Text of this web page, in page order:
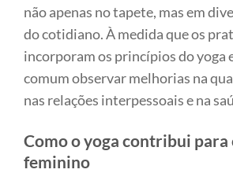
não apenas no tapete, mas em
do cotidiano. À medida que os
incorporam os princípios do yoga
comum observar melhorias na
nas relações interpessoais e na
Como o yoga contribui
feminino